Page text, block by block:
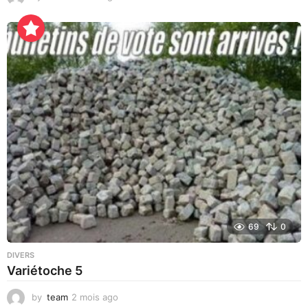
u
r
s
a
g
o
69 0
DIVERS
Variétoche 5
by team 2 mois ago